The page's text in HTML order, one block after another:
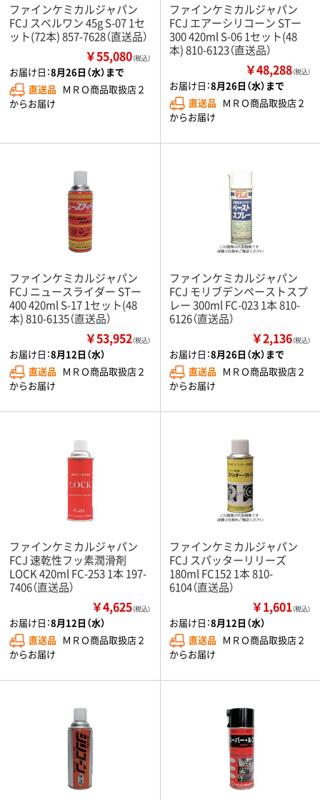
ファインケミカルジャパン
FCJ スベルワン 45g S-07 1セ
ット(72本) 857-7628（直送品）
￥55,080（税込）
お届け日：8月26日（水）まで
直送品 ＭＲＯ商品取扱店２
からお届け
ファインケミカルジャパン
FCJ エアーシリコーン STー
300 420ml S-06 1セット(48
本) 810-6123（直送品）
￥48,288（税込）
お届け日：8月26日（水）まで
直送品 ＭＲＯ商品取扱店２
からお届け
ファインケミカルジャパン
FCJ ニュースライダー STー
400 420ml S-17 1セット(48
本) 810-6135（直送品）
￥53,952（税込）
お届け日：8月12日（水）
直送品 ＭＲＯ商品取扱店２
からお届け
ファインケミカルジャパン
FCJ モリブデンペーストスプ
レー 300ml FC-023 1本 810-
6126（直送品）
￥2,136（税込）
お届け日：8月26日（水）まで
直送品 ＭＲＯ商品取扱店２
からお届け
ファインケミカルジャパン
FCJ 速乾性フッ素潤滑剤
LOCK 420ml FC-253 1本 197-
7406（直送品）
￥4,625（税込）
お届け日：8月12日（水）
直送品 ＭＲＯ商品取扱店２
からお届け
ファインケミカルジャパン
FCJ スパッターリリーズ
180ml FC152 1本 810-
6104（直送品）
￥1,601（税込）
お届け日：8月12日（水）
直送品 ＭＲＯ商品取扱店２
からお届け